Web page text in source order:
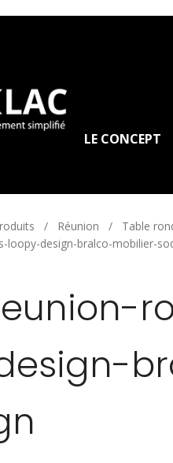
LE CONCEPT
/ Réunion / Table
loopy-design-bralco-mobilier-